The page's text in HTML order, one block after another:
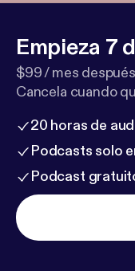
Empieza 7
$99 / mes
Cancela cuando
20 horas de
Podcasts solo
Podcast